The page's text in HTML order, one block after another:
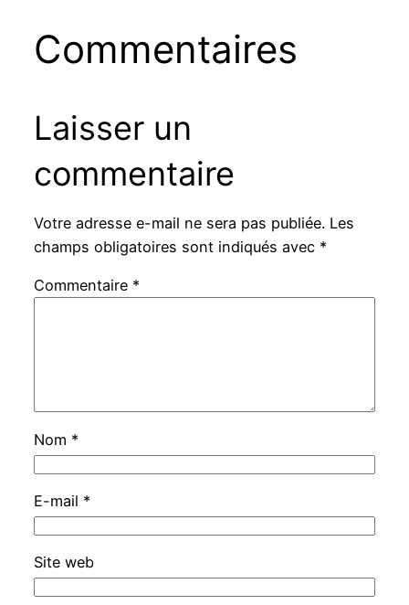
Commentaires
Laisser un
commentaire
Votre adresse e-mail ne sera pas publiée. Les
champs obligatoires sont indiqués avec *
Commentaire *
Nom *
E-mail *
Site web